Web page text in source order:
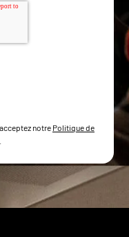
notre Politique de